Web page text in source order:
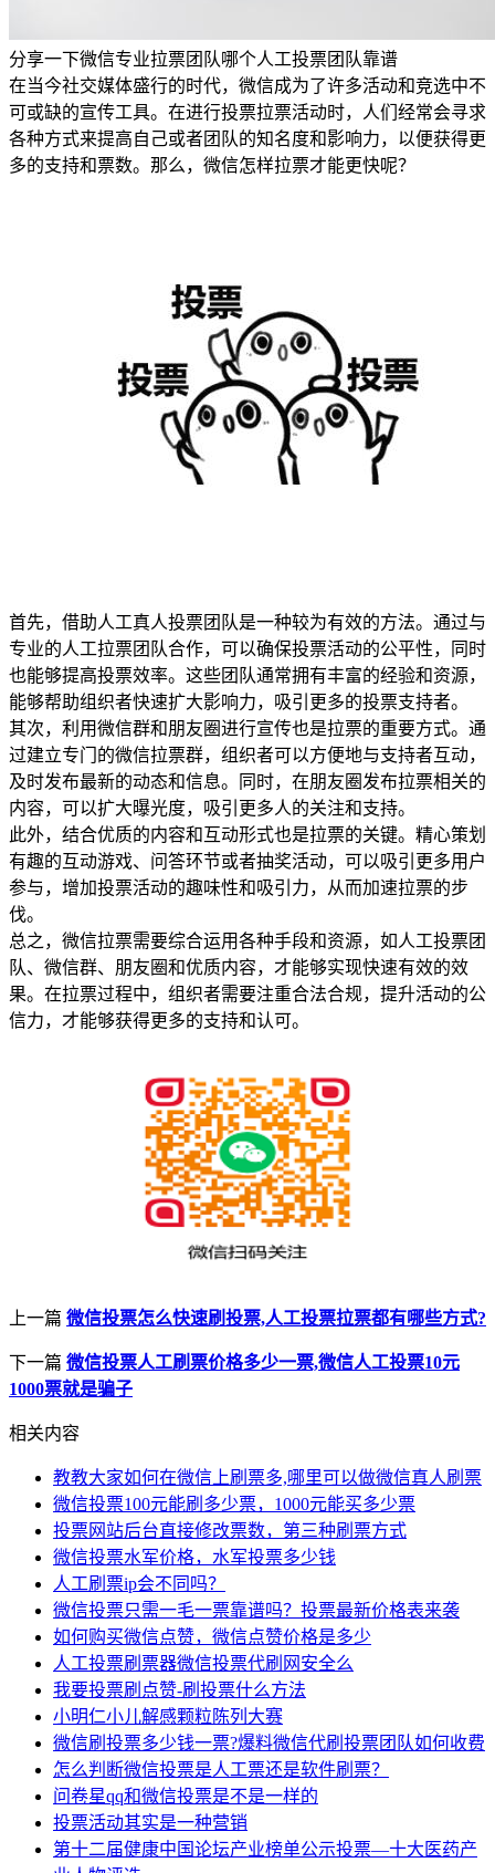
分享一下微信专业拉票团队哪个人工投票团队靠谱
在当今社交媒体盛行的时代，微信成为了许多活动和竞选中不
可或缺的宣传工具。在进行投票拉票活动时，人们经常会寻求
各种方式来提高自己或者团队的知名度和影响力，以便获得更
多的支持和票数。那么，微信怎样拉票才能更快呢？
首先，借助人工真人投票团队是一种较为有效的方法。通过与
专业的人工拉票团队合作，可以确保投票活动的公平性，同时
也能够提高投票效率。这些团队通常拥有丰富的经验和资源，
能够帮助组织者快速扩大影响力，吸引更多的投票支持者。
其次，利用微信群和朋友圈进行宣传也是拉票的重要方式。通
过建立专门的微信拉票群，组织者可以方便地与支持者互动，
及时发布最新的动态和信息。同时，在朋友圈发布拉票相关的
内容，可以扩大曝光度，吸引更多人的关注和支持。
此外，结合优质的内容和互动形式也是拉票的关键。精心策划
有趣的互动游戏、问答环节或者抽奖活动，可以吸引更多用户
参与，增加投票活动的趣味性和吸引力，从而加速拉票的步
伐。
总之，微信拉票需要综合运用各种手段和资源，如人工投票团
队、微信群、朋友圈和优质内容，才能够实现快速有效的效
果。在拉票过程中，组织者需要注重合法合规，提升活动的公
信力，才能够获得更多的支持和认可。
上一篇 微信投票怎么快速刷投票,人工投票拉票都有哪些方式?
下一篇 微信投票人工刷票价格多少一票,微信人工投票10元
1000票就是骗子
相关内容
教教大家如何在微信上刷票多,哪里可以做微信真人刷票
微信投票100元能刷多少票，1000元能买多少票
投票网站后台直接修改票数，第三种刷票方式
微信投票水军价格，水军投票多少钱
人工刷票ip会不同吗？
微信投票只需一毛一票靠谱吗？投票最新价格表来袭
如何购买微信点赞，微信点赞价格是多少
人工投票刷票器微信投票代刷网安全么
我要投票刷点赞-刷投票什么方法
小明仁小儿解感颗粒陈列大赛
微信刷投票多少钱一票?爆料微信代刷投票团队如何收费
怎么判断微信投票是人工票还是软件刷票？
问卷星qq和微信投票是不是一样的
投票活动其实是一种营销
第十二届健康中国论坛产业榜单公示投票—十大医药产